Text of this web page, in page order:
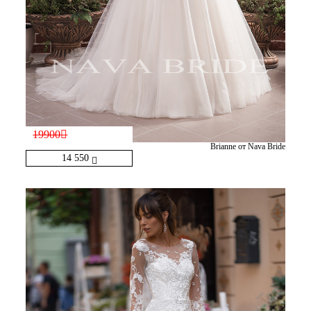
14 550
19900
Brianne от Nava Bride